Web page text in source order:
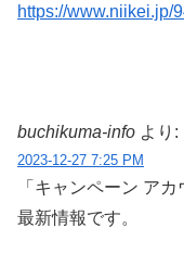
https://www.niikei.jp/
buchikuma-info より:
2023-12-27 7:25 PM
「キャンペーン ア
最新情報です。